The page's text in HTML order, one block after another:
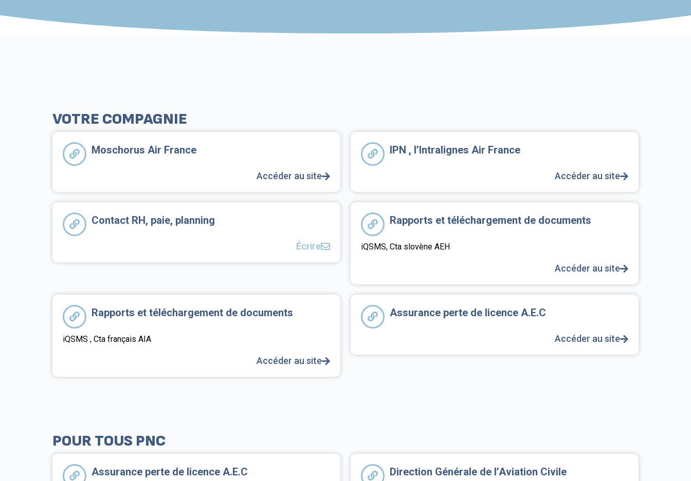
VOTRE COMPAGNIE
Moschorus Air France
Accéder au site
IPN , l’Intralignes Air France
Accéder au site
Contact RH, paie, planning
Écrire
Rapports et téléchargement de documents
iQSMS, Cta slovène AEH
Accéder au site
Rapports et téléchargement de documents
iQSMS , Cta français AIA
Accéder au site
Assurance perte de licence A.E.C
Accéder au site
POUR TOUS PNC
Assurance perte de licence A.E.C Direction Générale de l’Aviation Civile